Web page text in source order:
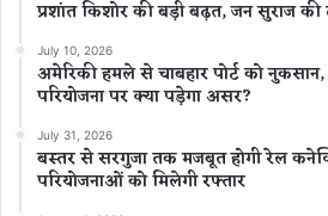
प्रशांत किशोर की बड़ी बढ़त, जन सुराज
July 10, 2026
अमेरिकी हमले से चाबहार पोर्ट को
परियोजना पर क्या पड़ेगा असर?
July 31, 2026
बस्तर से सरगुजा तक मजबूत होगी रेल
परियोजनाओं को मिलेगी रफ्तार